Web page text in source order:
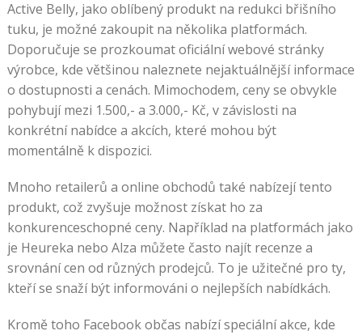
Active Belly, jako oblíbený produkt na redukci břišního
tuku, je možné zakoupit na několika platformách.
Doporučuje se prozkoumat oficiální webové stránky
výrobce, kde většinou naleznete nejaktuálnější informace
o dostupnosti a cenách. Mimochodem, ceny se obvykle
pohybují mezi 1.500,- a 3.000,- Kč, v závislosti na
konkrétní nabídce a akcích, které mohou být
momentálně k dispozici.
Mnoho retailerů a online obchodů také nabízejí tento
produkt, což zvyšuje možnost získat ho za
konkurenceschopné ceny. Například na platformách jako
je Heureka nebo Alza můžete často najít recenze a
srovnání cen od různých prodejců. To je užitečné pro ty,
kteří se snaží být informováni o nejlepších nabídkách.
Kromě toho Facebook občas nabízí speciální akce, kde